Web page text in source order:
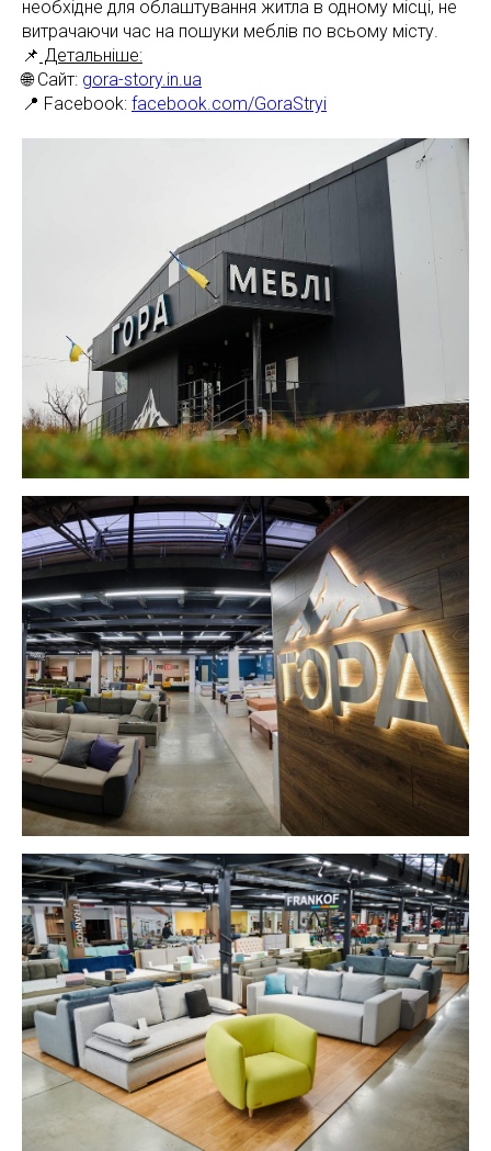
необхідне для облаштування житла в одному місці, не
витрачаючи час на пошуки меблів по всьому місту.
📌 Детальніше:
🌐 Сайт: gora-story.in.ua
📍 Facebook: facebook.com/GoraStryi